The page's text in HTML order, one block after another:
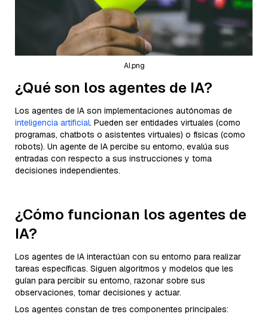
AI.png
¿Qué son los agentes de IA?
Los agentes de IA son implementaciones autónomas de
inteligencia artificial. Pueden ser entidades virtuales (como
programas, chatbots o asistentes virtuales) o físicas (como
robots). Un agente de IA percibe su entorno, evalúa sus
entradas con respecto a sus instrucciones y toma
decisiones independientes.
¿Cómo funcionan los agentes de
IA?
Los agentes de IA interactúan con su entorno para realizar
tareas específicas. Siguen algoritmos y modelos que les
guían para percibir su entorno, razonar sobre sus
observaciones, tomar decisiones y actuar.
Los agentes constan de tres componentes principales: